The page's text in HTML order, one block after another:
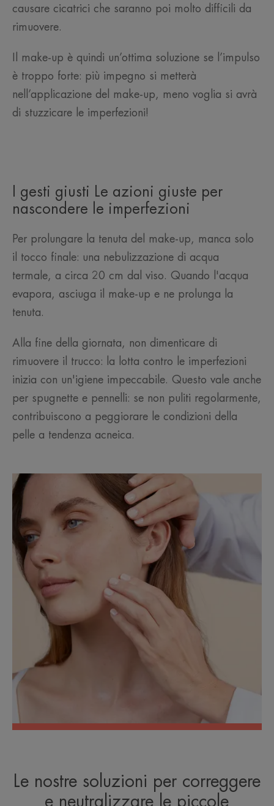
causare cicatrici che saranno poi molto difficili da
rimuovere.
Il make-up è quindi un’ottima soluzione se l’impulso
è troppo forte: più impegno si metterà
nell’applicazione del make-up, meno voglia si avrà
di stuzzicare le imperfezioni!
I gesti giusti Le azioni giuste per
nascondere le imperfezioni
Per prolungare la tenuta del make-up, manca solo
il tocco finale: una nebulizzazione di acqua
termale, a circa 20 cm dal viso. Quando l'acqua
evapora, asciuga il make-up e ne prolunga la
tenuta.
Alla fine della giornata, non dimenticare di
rimuovere il trucco: la lotta contro le imperfezioni
inizia con un'igiene impeccabile. Questo vale anche
per spugnette e pennelli: se non puliti regolarmente,
contribuiscono a peggiorare le condizioni della
pelle a tendenza acneica.
Le nostre soluzioni per correggere
e neutralizzare le piccole